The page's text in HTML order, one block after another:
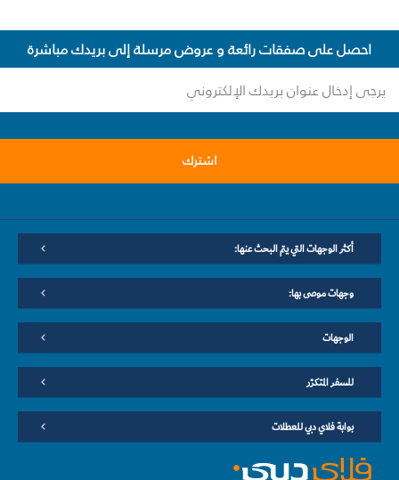
احصل على صفقات رائعة و عروض مرسلة إلى بريدك مباشرة
اشترك
أكثر الوجهات التي يتم البحث عنها:
وجهات موصى بها:
الوجهات
للسفر المتكرّر
بوابة فلاي دبي للعطلات